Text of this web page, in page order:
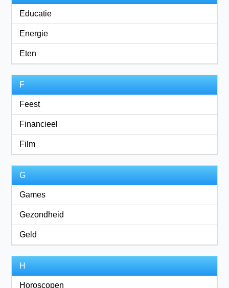
Educatie
Energie
Eten
F
Feest
Financieel
Film
G
Games
Gezondheid
Geld
H
Horoscopen